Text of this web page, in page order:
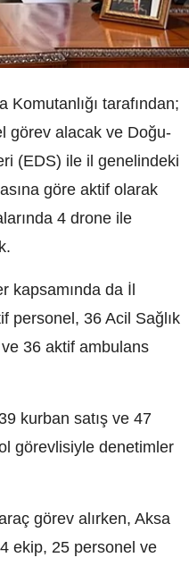
tarafından;
görev alacak ve Doğu-
(EDS) ile il genelindeki
göre aktif olarak
4 drone ile
kapsamında da İl
personel, 36 Acil Sağlık
36 aktif ambulans
kurban satış ve 47
görevlisiyle denetimler
görev alırken, Aksa
ekip, 25 personel ve